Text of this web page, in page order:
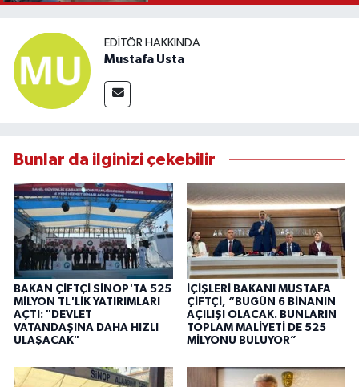
EDITÖR HAKKINDA
Mustafa Usta
Bunlar da ilginizi çekebilir
BAKAN ÇİFTÇİ SİNOP'TA 525
MİLYON TL'LİK YATIRIMLARI
AÇTI: "DEVLET
VATANDAŞINA DAHA HIZLI
ULAŞACAK"
İÇİŞLERİ BAKANI MUSTAFA
ÇİFTÇİ, “BUGÜN 6 BİNANIN
AÇILIŞI OLACAK. BUNLARIN
TOPLAM MALİYETİ DE 525
MİLYONU BULUYOR”